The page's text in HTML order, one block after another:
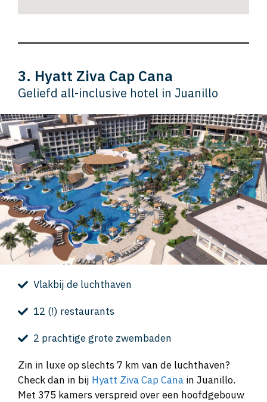
3. Hyatt Ziva Cap Cana
Geliefd all-inclusive hotel in Juanillo
Vlakbij de luchthaven
12 (!) restaurants
2 prachtige grote zwembaden
Zin in luxe op slechts 7 km van de luchthaven?
Check dan in bij Hyatt Ziva Cap Cana in Juanillo.
Met 375 kamers verspreid over een hoofdgebouw